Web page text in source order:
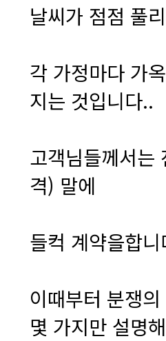
날씨가 점점 풀
각 가정마다 가
지는 것입니다..
고객님들께서는
격) 말에
들컥 계약을합
이때부터 분쟁
몇 가지만 설명